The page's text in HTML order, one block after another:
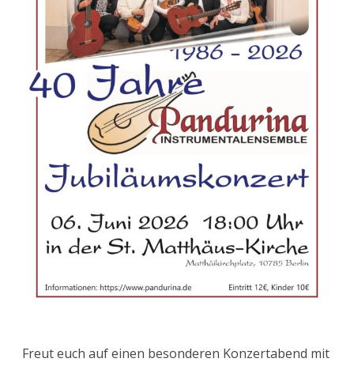
Freut euch auf einen besonderen Konzertabend mit